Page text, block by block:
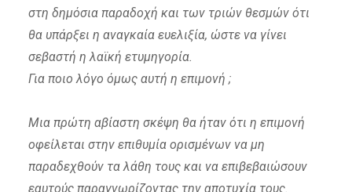
στη δημόσια παραδοχή και των τριών θεσμών ότι
θα υπάρξει η αναγκαία ευελιξία, ώστε να γίνει
σεβαστή η λαϊκή ετυμηγορία.
Για ποιο λόγο όμως αυτή η επιμονή ;
Μια πρώτη αβίαστη σκέψη θα ήταν ότι η επιμονή
οφείλεται στην επιθυμία ορισμένων να μη
παραδεχθούν τα λάθη τους και να επιβεβαιώσουν
εαυτούς παραγνωρίζοντας την αποτυχία τους.